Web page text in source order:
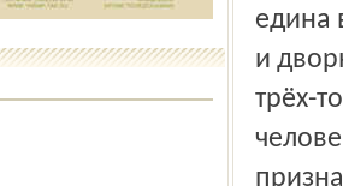
едина
и
трёх-